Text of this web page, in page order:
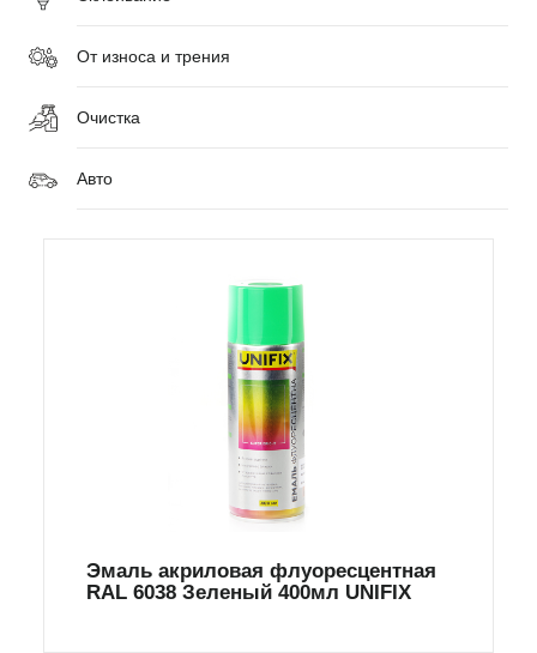
От износа и трения
Очистка
Авто
Эмаль акриловая флуоресцентная
RAL 6038 Зеленый 400мл UNIFIX